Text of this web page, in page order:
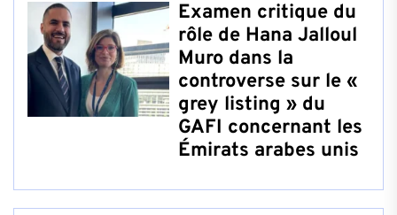
Examen critique du
rôle de Hana Jalloul
Muro dans la
controverse sur le «
grey listing » du
GAFI concernant les
Émirats arabes unis